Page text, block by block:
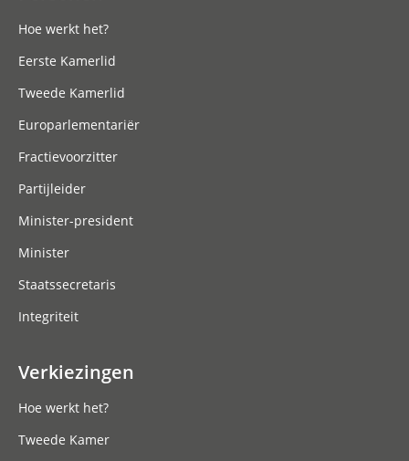
Hoe werkt het?
Eerste Kamerlid
Tweede Kamerlid
Europarlementariër
Fractievoorzitter
Partijleider
Minister-president
Minister
Staatssecretaris
Integriteit
Verkiezingen
Hoe werkt het?
Tweede Kamer